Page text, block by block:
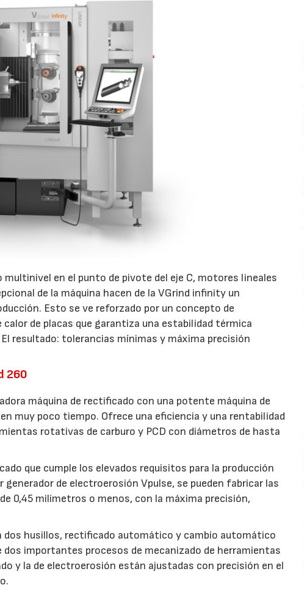
en el punto de pivote del eje C, motores lineales
de la máquina hacen de la VGrind infinity un
Esto se ve reforzado por un concepto de
de placas que garantiza una estabilidad térmica
resultado: tolerancias mínimas y máxima precisión
260
máquina de rectificado con una potente máquina de
muy poco tiempo. Ofrece una eficiencia y una rentabilidad
rotativas de carburo y PCD con diámetros de hasta
que cumple los elevados requisitos para la producción
de electroerosión Vpulse, se pueden fabricar las
0,45 milímetros o menos, con la máxima precisión,
dos husillos, rectificado automático y cambio automático
importantes procesos de mecanizado de herramientas
y la de electroerosión están ajustadas con precisión en el